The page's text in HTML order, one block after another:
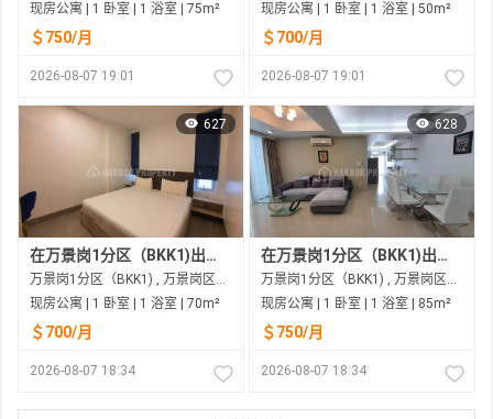
现房公寓 | 1 卧室 | 1 浴室 | 75m²
＄750/月
2026-08-07 19:01
现房公寓 | 1 卧室 | 1 浴室 | 50m²
＄700/月
2026-08-07 19:01
627
在万景岗1分区（BKK1)出租的现房公寓
万景岗1分区（BKK1) , 万景岗区（BKK) , 金边市
现房公寓 | 1 卧室 | 1 浴室 | 70m²
＄700/月
2026-08-07 18:34
628
在万景岗1分区（BKK1)出租的现房公寓
万景岗1分区（BKK1) , 万景岗区（BKK) , 金边市
现房公寓 | 1 卧室 | 1 浴室 | 85m²
＄750/月
2026-08-07 18:34